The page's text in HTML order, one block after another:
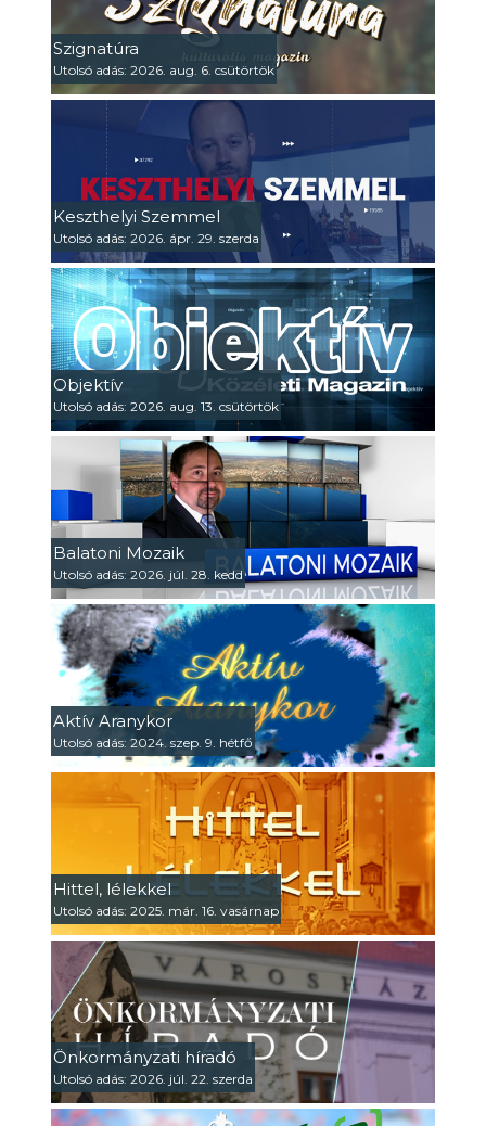
Szignatúra
Utolsó adás: 2026. aug. 6. csütörtök
Keszthelyi Szemmel
Utolsó adás: 2026. ápr. 29. szerda
Objektív
Utolsó adás: 2026. aug. 13. csütörtök
Balatoni Mozaik
Utolsó adás: 2026. júl. 28. kedd
Aktív Aranykor
Utolsó adás: 2024. szep. 9. hétfő
Hittel, lélekkel
Utolsó adás: 2025. már. 16. vasárnap
Önkormányzati híradó
Utolsó adás: 2026. júl. 22. szerda